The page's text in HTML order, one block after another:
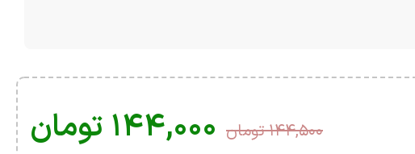
۱۴۴,۵۰۰ تومان ۱۴۴,۰۰۰ تومان